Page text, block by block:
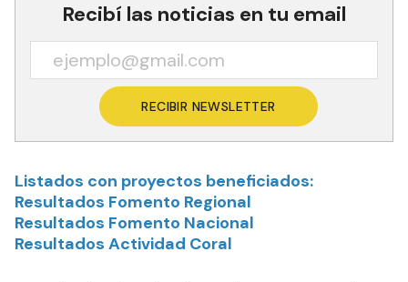
Recibí las noticias en tu email
RECIBIR NEWSLETTER
Listados con proyectos beneficiados:
Resultados Fomento Regional
Resultados Fomento Nacional
Resultados Actividad Coral